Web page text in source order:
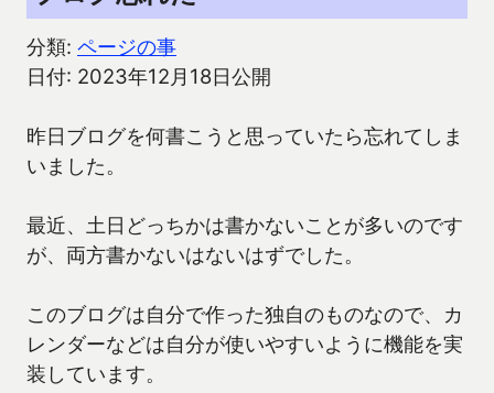
分類: ページの事
日付: 2023年12月18日公開
昨日ブログを何書こうと思っていたら忘れてしま
いました。
最近、土日どっちかは書かないことが多いのです
が、両方書かないはないはずでした。
このブログは自分で作った独自のものなので、カ
レンダーなどは自分が使いやすいように機能を実
装しています。